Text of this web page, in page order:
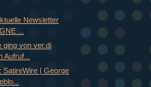
Newsletter
...
ging von ver.di
Aufruf...
SatireWire | George